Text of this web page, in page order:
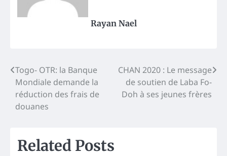
Rayan Nael
Post
navigation
Togo- OTR: la Banque
Mondiale demande la
réduction des frais de
douanes
CHAN 2020 : Le message
de soutien de Laba Fo-
Doh à ses jeunes frères
Related Posts